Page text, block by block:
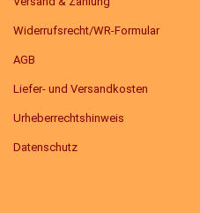
Widerrufsrecht/WR-Formular
AGB
Liefer- und Versandkosten
Urheberrechtshinweis
Datenschutz